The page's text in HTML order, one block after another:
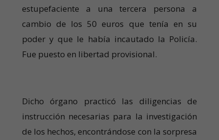
estupefaciente a una tercera persona a
cambio de los 50 euros que tenía en su
poder y que le había incautado la Policía.
Fue puesto en libertad provisional.
Dicho órgano practicó las diligencias de
instrucción necesarias para la investigación
de los hechos, encontrándose con la sorpresa